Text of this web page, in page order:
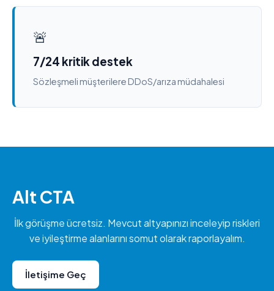
🚨
7/24 kritik destek
Sözleşmeli müşterilere DDoS/arıza müdahalesi
Alt CTA
İlk görüşme ücretsiz. Mevcut altyapınızı inceleyip riskleri
ve iyileştirme alanlarını somut olarak raporlayalım.
İletişime Geç